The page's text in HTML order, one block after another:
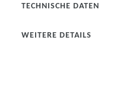
TECHNISCHE DATEN
WEITERE DETAILS